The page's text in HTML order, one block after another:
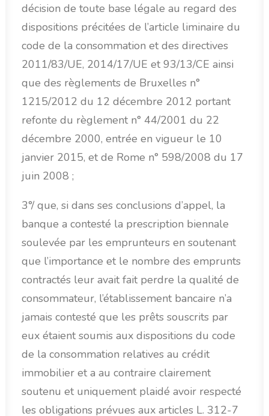
décision de toute base légale au regard des
dispositions précitées de l’article liminaire du
code de la consommation et des directives
2011/83/UE, 2014/17/UE et 93/13/CE ainsi
que des règlements de Bruxelles n°
1215/2012 du 12 décembre 2012 portant
refonte du règlement n° 44/2001 du 22
décembre 2000, entrée en vigueur le 10
janvier 2015, et de Rome n° 598/2008 du 17
juin 2008 ;
3°/ que, si dans ses conclusions d’appel, la
banque a contesté la prescription biennale
soulevée par les emprunteurs en soutenant
que l’importance et le nombre des emprunts
contractés leur avait fait perdre la qualité de
consommateur, l’établissement bancaire n’a
jamais contesté que les prêts souscrits par
eux étaient soumis aux dispositions du code
de la consommation relatives au crédit
immobilier et a au contraire clairement
soutenu et uniquement plaidé avoir respecté
les obligations prévues aux articles L. 312-7